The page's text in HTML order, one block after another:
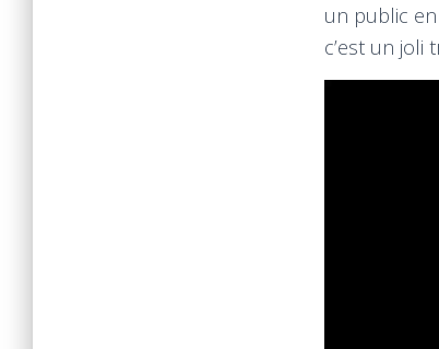
un public
c’est un joli